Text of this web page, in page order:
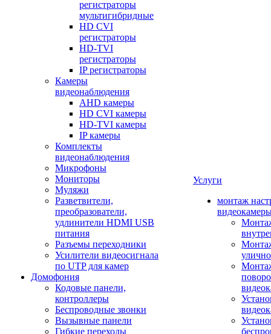
регистраторы
мультигибридные
HD CVI
регистраторы
HD-TVI
регистраторы
IP регистраторы
Камеры
видеонаблюдения
AHD камеры
HD CVI камеры
HD-TVI камеры
IP камеры
Комплекты
видеонаблюдения
Микрофоны
Мониторы
Муляжи
Разветвители,
преобразователи,
удлинители HDMI USB
питания
Разъемы переходники
Усилители видеосигнала
по UTP для камер
Домофония
Кодовые панели,
контроллеры
Беспроводные звонки
Вызывные панели
Гибкие переходы
Услуги
монтаж